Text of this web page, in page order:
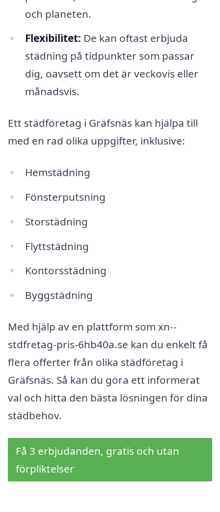
och planeten.
Flexibilitet: De kan oftast erbjuda
städning på tidpunkter som passar
dig, oavsett om det är veckovis eller
månadsvis.
Ett städföretag i Gräfsnäs kan hjälpa till
med en rad olika uppgifter, inklusive:
Hemstädning
Fönsterputsning
Storstädning
Flyttstädning
Kontorsstädning
Byggstädning
Med hjälp av en plattform som xn--
stdfretag-pris-6hb40a.se kan du enkelt få
flera offerter från olika städföretag i
Gräfsnäs. Så kan du göra ett informerat
val och hitta den bästa lösningen för dina
städbehov.
Få 3 erbjudanden, gratis och utan
förpliktelser